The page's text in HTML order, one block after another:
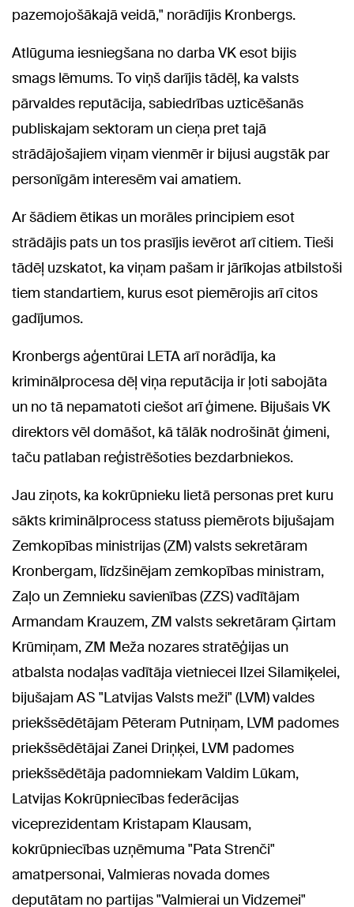
pazemojošākajā veidā," norādījis Kronbergs.
Atlūguma iesniegšana no darba VK esot bijis
smags lēmums. To viņš darījis tādēļ, ka valsts
pārvaldes reputācija, sabiedrības uzticēšanās
publiskajam sektoram un cieņa pret tajā
strādājošajiem viņam vienmēr ir bijusi augstāk par
personīgām interesēm vai amatiem.
Ar šādiem ētikas un morāles principiem esot
strādājis pats un tos prasījis ievērot arī citiem. Tieši
tādēļ uzskatot, ka viņam pašam ir jārīkojas atbilstoši
tiem standartiem, kurus esot piemērojis arī citos
gadījumos.
Kronbergs aģentūrai LETA arī norādīja, ka
kriminālprocesa dēļ viņa reputācija ir ļoti sabojāta
un no tā nepamatoti ciešot arī ģimene. Bijušais VK
direktors vēl domāšot, kā tālāk nodrošināt ģimeni,
taču patlaban reģistrēšoties bezdarbniekos.
Jau ziņots, ka kokrūpnieku lietā personas pret kuru
sākts kriminālprocess statuss piemērots bijušajam
Zemkopības ministrijas (ZM) valsts sekretāram
Kronbergam, līdzšinējam zemkopības ministram,
Zaļo un Zemnieku savienības (ZZS) vadītājam
Armandam Krauzem, ZM valsts sekretāram Ģirtam
Krūmiņam, ZM Meža nozares stratēģijas un
atbalsta nodaļas vadītāja vietniecei Ilzei Silamiķelei,
bijušajam AS "Latvijas Valsts meži" (LVM) valdes
priekšsēdētājam Pēteram Putniņam, LVM padomes
priekšsēdētājai Zanei Driņķei, LVM padomes
priekšsēdētāja padomniekam Valdim Lūkam,
Latvijas Kokrūpniecības federācijas
viceprezidentam Kristapam Klausam,
kokrūpniecības uzņēmuma "Pata Strenči"
amatpersonai, Valmieras novada domes
deputātam no partijas "Valmierai un Vidzemei"